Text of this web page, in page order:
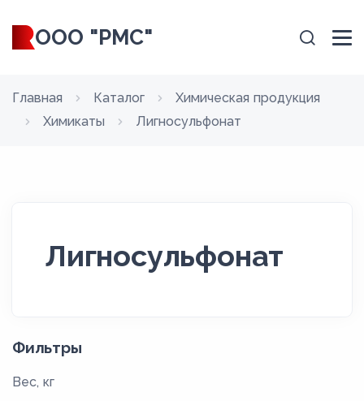
ООО "РМС"
Главная Каталог
Химическая продукция
Химикаты
Лигносульфонат
Лигносульфонат
Фильтры
Вес, кг